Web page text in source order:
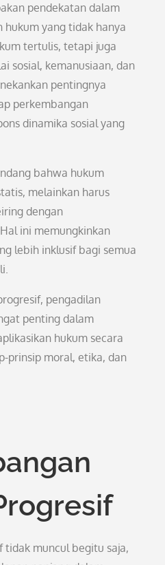
pendekatan dalam
yang tidak hanya
tertulis, tetapi juga
sosial, kemanusiaan, dan
pentingnya
perkembangan
dinamika sosial yang
bahwa hukum
melainkan harus
dengan
ini memungkinkan
lebih inklusif bagi semua
pengadilan
penting dalam
hukum secara
prinsip moral, etika, dan
tidak muncul begitu saja,